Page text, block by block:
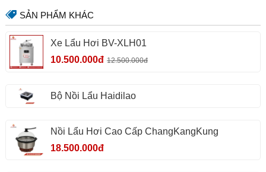
SẢN PHẨM KHÁC
Xe Lẩu Hơi BV-XLH01
10.500.000đ 12.500.000đ
Bộ Nồi Lẩu Haidilao
Nồi Lẩu Hơi Cao Cấp ChangKangKung
18.500.000đ